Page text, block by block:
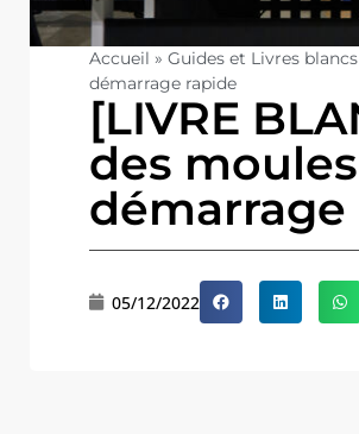
Accueil » Guides et Livres blancs
démarrage rapide
[LIVRE
des
démarrage
05/12/2022